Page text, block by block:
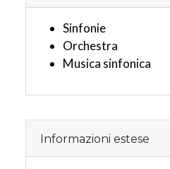
Sinfonie
Orchestra
Musica sinfonica
Informazioni estese